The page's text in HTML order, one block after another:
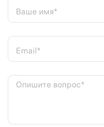
Ваше имя*
Email*
Опишите вопрос*